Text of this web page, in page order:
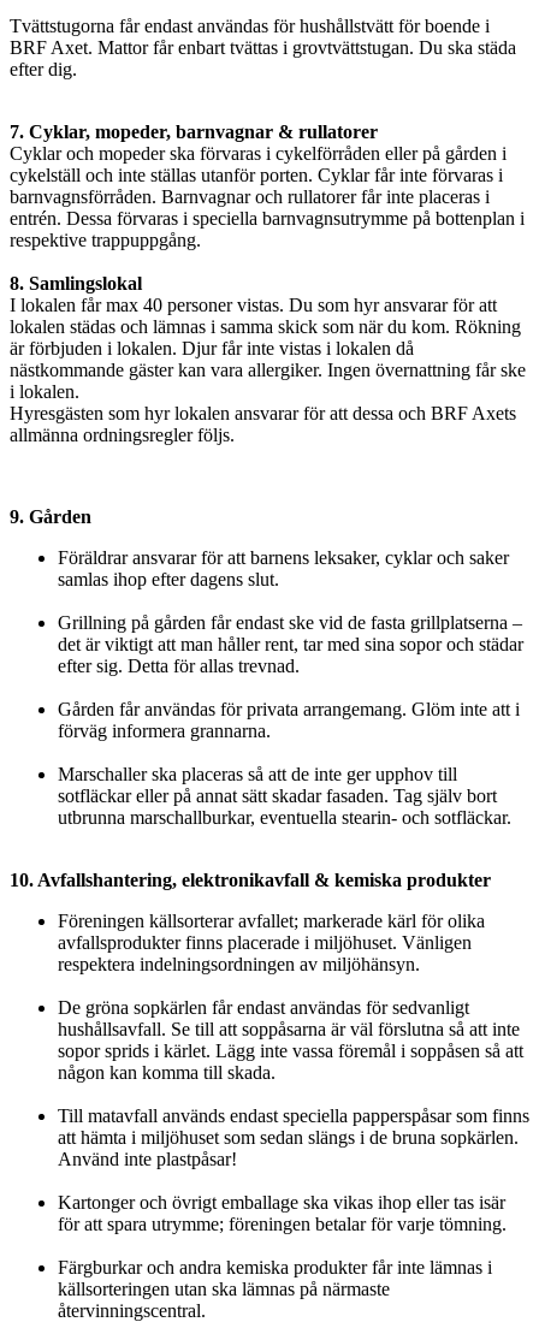
Tvättstugorna får endast användas för hushållstvätt för boende i
BRF Axet. Mattor får enbart tvättas i grovtvättstugan. Du ska städa
efter dig.
7. Cyklar, mopeder, barnvagnar & rullatorer
Cyklar och mopeder ska förvaras i cykelförråden eller på gården i
cykelställ och inte ställas utanför porten. Cyklar får inte förvaras i
barnvagnsförråden. Barnvagnar och rullatorer får inte placeras i
entrén. Dessa förvaras i speciella barnvagnsutrymme på bottenplan i
respektive trappuppgång.
8. Samlingslokal
I lokalen får max 40 personer vistas. Du som hyr ansvarar för att
lokalen städas och lämnas i samma skick som när du kom. Rökning
är förbjuden i lokalen. Djur får inte vistas i lokalen då
nästkommande gäster kan vara allergiker. Ingen övernattning får ske
i lokalen.
Hyresgästen som hyr lokalen ansvarar för att dessa och BRF Axets
allmänna ordningsregler följs.
9. Gården
Föräldrar ansvarar för att barnens leksaker, cyklar och saker
samlas ihop efter dagens slut.
Grillning på gården får endast ske vid de fasta grillplatserna –
det är viktigt att man håller rent, tar med sina sopor och städar
efter sig. Detta för allas trevnad.
Gården får användas för privata arrangemang. Glöm inte att i
förväg informera grannarna.
Marschaller ska placeras så att de inte ger upphov till
sotfläckar eller på annat sätt skadar fasaden. Tag själv bort
utbrunna marschallburkar, eventuella stearin- och sotfläckar.
10. Avfallshantering, elektronikavfall & kemiska produkter
Föreningen källsorterar avfallet; markerade kärl för olika
avfallsprodukter finns placerade i miljöhuset. Vänligen
respektera indelningsordningen av miljöhänsyn.
De gröna sopkärlen får endast användas för sedvanligt
hushållsavfall. Se till att soppåsarna är väl förslutna så att inte
sopor sprids i kärlet. Lägg inte vassa föremål i soppåsen så att
någon kan komma till skada.
Till matavfall används endast speciella papperspåsar som finns
att hämta i miljöhuset som sedan slängs i de bruna sopkärlen.
Använd inte plastpåsar!
Kartonger och övrigt emballage ska vikas ihop eller tas isär
för att spara utrymme; föreningen betalar för varje tömning.
Färgburkar och andra kemiska produkter får inte lämnas i
källsorteringen utan ska lämnas på närmaste
återvinningscentral.